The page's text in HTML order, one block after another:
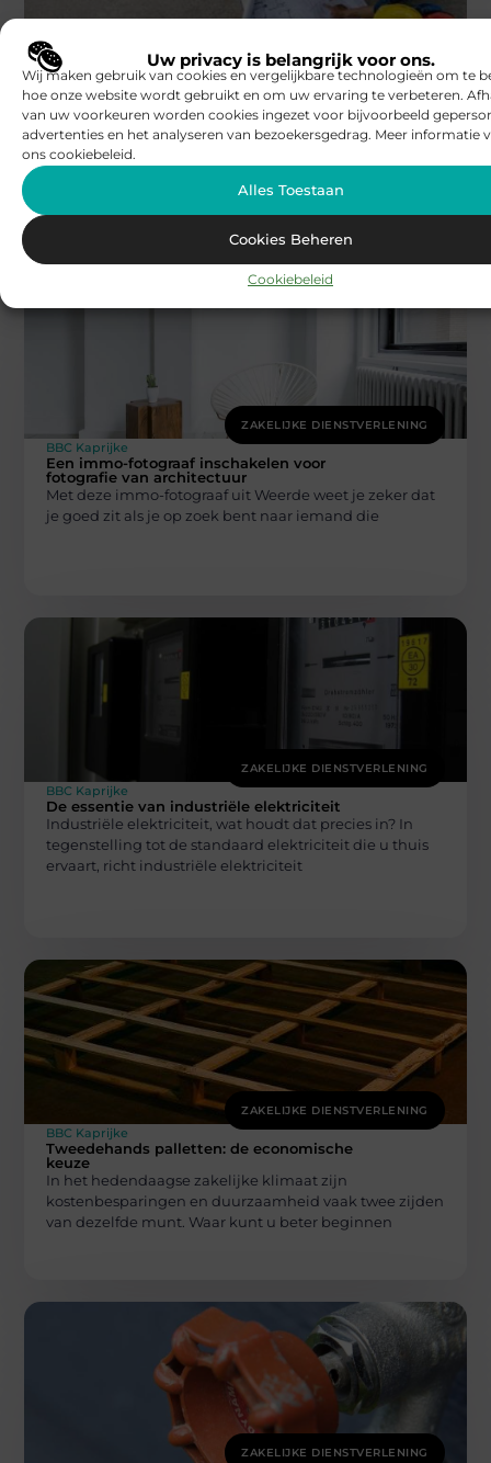
Uw privacy is belangrijk voor ons.
Wij maken gebruik van cookies en vergelijkbare technologieën om te
hoe onze website wordt gebruikt en om uw ervaring te verbeteren.
van uw voorkeuren worden cookies ingezet voor bijvoorbeeld
advertenties en het analyseren van bezoekersgedrag. Meer informatie
ons cookiebeleid.
Alles Toestaan
Cookies Beheren
Cookiebeleid
ZAKELIJKE DIENSTVERLENING
BBC Kaprijke
De voordelen van gepersonaliseerde
werkuniformen in de horeca
Werkuniformen in de horeca bieden een scala aan
uitstraling. Gepersonaliseerde werkkledij helpt
ZAKELIJKE DIENSTVERLENING
BBC Kaprijke
Een immo-fotograaf inschakelen voor
fotografie van architectuur
Met deze immo-fotograaf uit Weerde weet je zeker dat
je goed zit als je op zoek bent naar iemand die
ZAKELIJKE DIENSTVERLENING
BBC Kaprijke
De essentie van industriële elektriciteit
Industriële elektriciteit, wat houdt dat precies in? In
tegenstelling tot de standaard elektriciteit die u thuis
ervaart, richt industriële elektriciteit
ZAKELIJKE DIENSTVERLENING
BBC Kaprijke
Tweedehands palletten: de economische
keuze
In het hedendaagse zakelijke klimaat zijn
kostenbesparingen en duurzaamheid vaak twee zijden
van dezelfde munt. Waar kunt u beter beginnen
ZAKELIJKE DIENSTVERLENING